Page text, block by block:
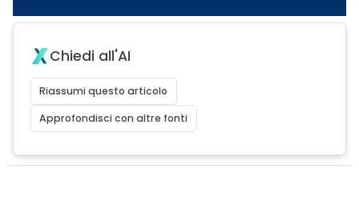
Chiedi all'AI
Riassumi questo articolo
Approfondisci con altre fonti